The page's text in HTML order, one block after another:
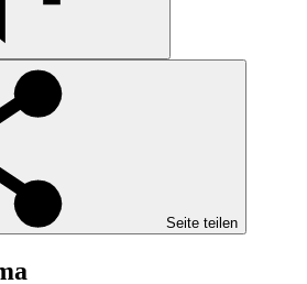
Seite teilen